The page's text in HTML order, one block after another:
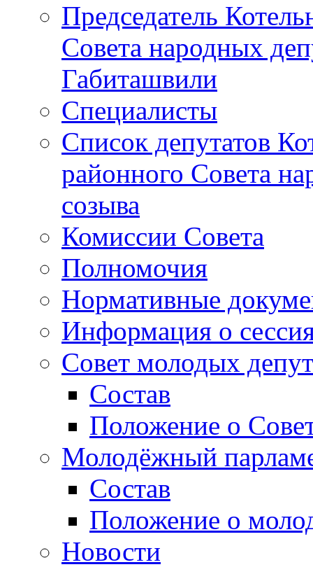
Председатель
Совета народных
Габиташвили
Специалисты
Список депутатов
районного Совета
созыва
Комиссии Совета
Полномочия
Нормативные
Информация о
Совет молодых
Состав
Положение о
Молодёжный
Состав
Положение о
Новости